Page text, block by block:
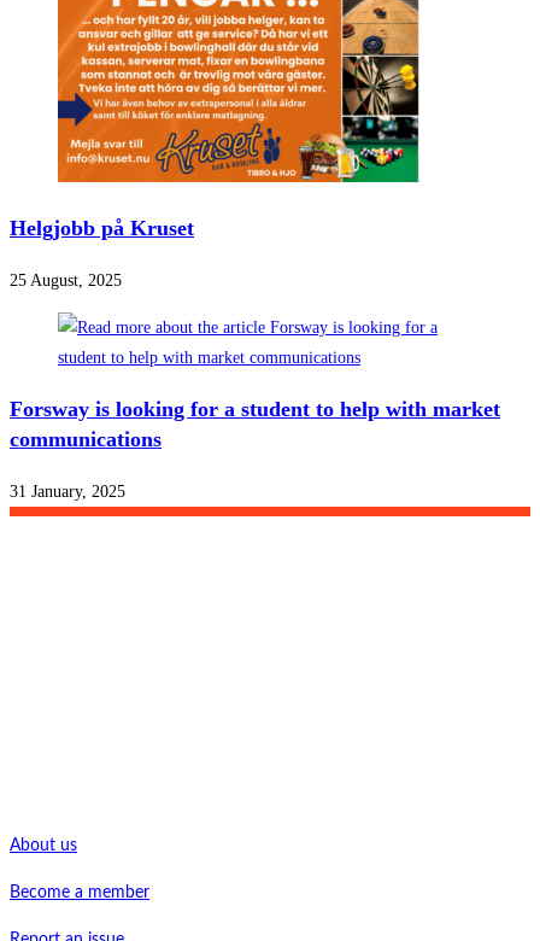
Helgjobb på Kruset
25 August, 2025
Forsway is looking for a student to help with market
communications
31 January, 2025
About us
Become a member